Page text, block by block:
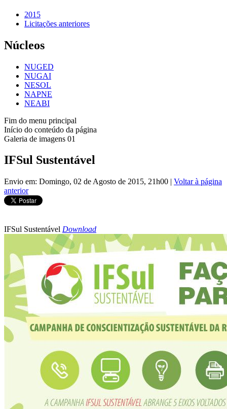
2015
Licitações anteriores
Núcleos
NUGED
NUGAI
NESOL
NAPNE
NEABI
Fim do menu principal
Início do conteúdo da página
Galeria de imagens 01
IFSul Sustentável
Envio em: Domingo, 02 de Agosto de 2015, 21h00 | Voltar à página
anterior
IFSul Sustentável Download